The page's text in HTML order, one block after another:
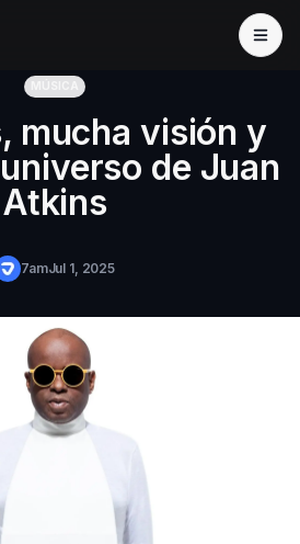
mucha visión y
de Juan
Atkins
7amJul 1, 2025